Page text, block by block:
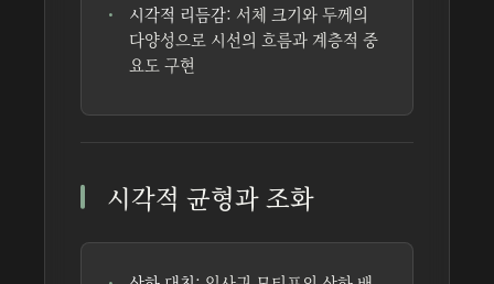
시각적 리듬감: 서체 크기와 두께의
다양성으로 시선의 흐름과 계층적 중
요도 구현
시각적 균형과 조화